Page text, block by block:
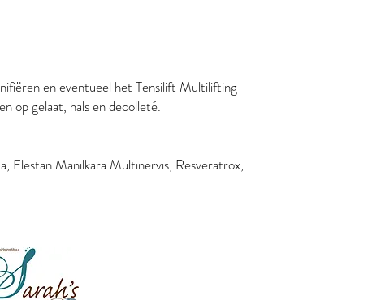
en eventueel het Tensilift Multilifting
op gelaat, hals en decolleté.
Elestan Manilkara Multinervis, Resveratrox,